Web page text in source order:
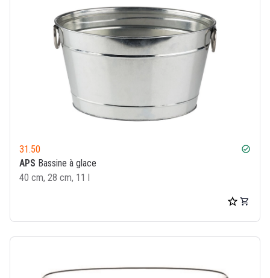
31.50 check_circle
APS Bassine à glace
40 cm, 28 cm, 11 l